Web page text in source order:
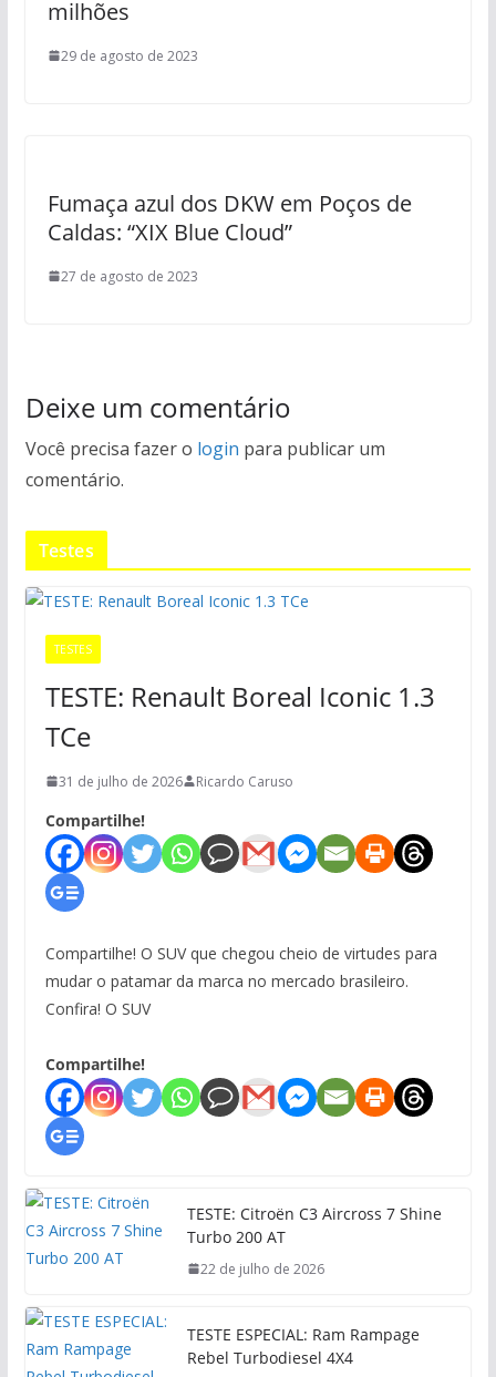
milhões
29 de agosto de 2023
Fumaça azul dos DKW em Poços de
Caldas: “XIX Blue Cloud”
27 de agosto de 2023
Deixe um comentário
Você precisa fazer o login para publicar um
comentário.
Testes
TESTES
TESTE: Renault Boreal Iconic 1.3
TCe
31 de julho de 2026 Ricardo Caruso
Compartilhe!
Compartilhe! O SUV que chegou cheio de virtudes para
mudar o patamar da marca no mercado brasileiro.
Confira! O SUV
Compartilhe!
TESTE: Citroën C3 Aircross 7 Shine
Turbo 200 AT
22 de julho de 2026
TESTE ESPECIAL: Ram Rampage
Rebel Turbodiesel 4X4